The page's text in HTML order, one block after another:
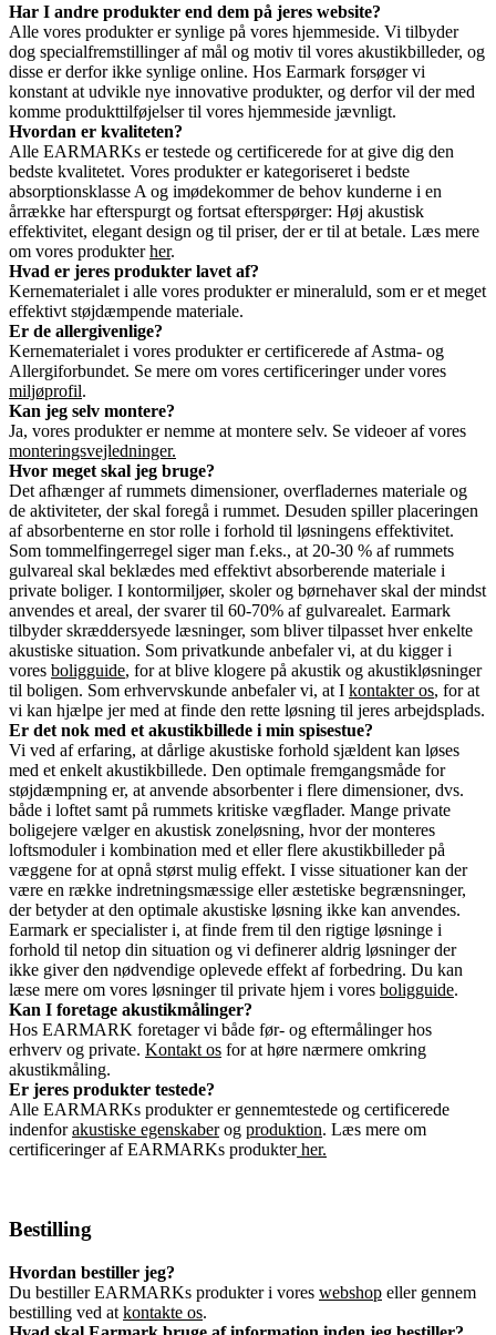
Har I andre produkter end dem på jeres website?
Alle vores produkter er synlige på vores hjemmeside. Vi tilbyder
dog specialfremstillinger af mål og motiv til vores akustikbilleder, og
disse er derfor ikke synlige online. Hos Earmark forsøger vi
konstant at udvikle nye innovative produkter, og derfor vil der med
komme produkttilføjelser til vores hjemmeside jævnligt.
Hvordan er kvaliteten?
Alle EARMARKs er testede og certificerede for at give dig den
bedste kvalitetet. Vores produkter er kategoriseret i bedste
absorptionsklasse A og imødekommer de behov kunderne i en
årrække har efterspurgt og fortsat efterspørger: Høj akustisk
effektivitet, elegant design og til priser, der er til at betale. Læs mere
om vores produkterher.
Hvad er jeres produkter lavet af?
Kernematerialet i alle vores produkter er mineraluld, som er et meget
effektivt støjdæmpende materiale.
Er de allergivenlige?
Kernematerialet i vores produkter er certificerede af Astma- og
Allergiforbundet. Se mere om vores certificeringer under vores
miljøprofil.
Kan jeg selv montere?
Ja, vores produkter er nemme at montere selv. Se videoer af vores
monteringsvejledninger.
Hvor meget skal jeg bruge?
Det afhænger af rummets dimensioner, overfladernes materiale og
de aktiviteter, der skal foregå i rummet. Desuden spiller placeringen
af absorbenterne en stor rolle i forhold til løsningens effektivitet.
Som tommelfingerregel siger man f.eks., at 20-30 % af rummets
gulvareal skal beklædes med effektivt absorberende materiale i
private boliger. I kontormiljøer, skoler og børnehaver skal der mindst
anvendes et areal, der svarer til 60-70% af gulvarealet. Earmark
tilbyder skræddersyede læsninger, som bliver tilpasset hver enkelte
akustiske situation. Som privatkunde anbefaler vi, at du kigger i
vores boligguide, for at blive klogere på akustik og akustikløsninger
til boligen. Som erhvervskunde anbefaler vi, at I kontakter os, for at
vi kan hjælpe jer med at finde den rette løsning til jeres arbejdsplads.
Er det nok med et akustikbillede i min spisestue?
Vi ved af erfaring, at dårlige akustiske forhold sjældent kan løses
med et enkelt akustikbillede. Den optimale fremgangsmåde for
støjdæmpning er, at anvende absorbenter i flere dimensioner, dvs.
både i loftet samt på rummets kritiske vægflader. Mange private
boligejere vælger en akustisk zoneløsning, hvor der monteres
loftsmoduler i kombination med et eller flere akustikbilleder på
væggene for at opnå størst mulig effekt. I visse situationer kan der
være en række indretningsmæssige eller æstetiske begrænsninger,
der betyder at den optimale akustiske løsning ikke kan anvendes.
Earmark er specialister i, at finde frem til den rigtige løsninge i
forhold til netop din situation og vi definerer aldrig løsninger der
ikke giver den nødvendige oplevede effekt af forbedring. Du kan
læse mere om vores løsninger til private hjem i vores boligguide.
Kan I foretage akustikmålinger?
Hos EARMARK foretager vi både før- og eftermålinger hos
erhverv og private. Kontakt os for at høre nærmere omkring
akustikmåling.
Er jeres produkter testede?
Alle EARMARKs produkter er gennemtestede og certificerede
indenforakustiske egenskaberog produktion. Læs mere om
certificeringer af EARMARKs produkterher.
Bestilling
Hvordan bestiller jeg?
Du bestiller EARMARKs produkter i vores webshop eller gennem
bestilling ved at kontakte os.